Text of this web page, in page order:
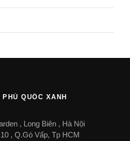
QUỐC XANH
, Long Biên , Hà Nội
, Q.Gò Vấp, Tp HCM